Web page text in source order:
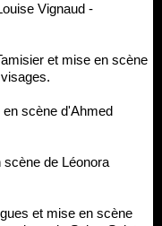
Vignaud -
et mise en scène
scène d'Ahmed
de Léonora
et mise en scène